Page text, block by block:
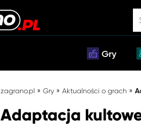
Gry
zagrano.pl » Gry » Aktualności o grach »
Adaptacja